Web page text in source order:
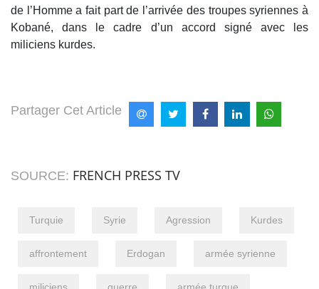
de l’Homme a fait part de l’arrivée des troupes syriennes à
Kobané, dans le cadre d’un accord signé avec les
miliciens kurdes.
Partager Cet Article
SOURCE: FRENCH PRESS TV
Turquie Syrie Agression Kurdes
affrontement Erdogan armée syrienne
miliciens guerre armée turque